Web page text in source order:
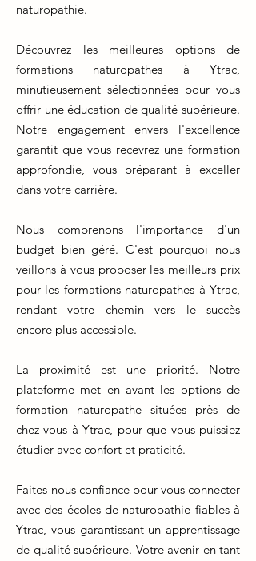
naturopathie.
Découvrez les meilleures options de
formations naturopathes à Ytrac,
minutieusement sélectionnées pour vous
offrir une éducation de qualité supérieure.
Notre engagement envers l'excellence
garantit que vous recevrez une formation
approfondie, vous préparant à exceller
dans votre carrière.
Nous comprenons l'importance d'un
budget bien géré. C'est pourquoi nous
veillons à vous proposer les meilleurs prix
pour les formations naturopathes à Ytrac,
rendant votre chemin vers le succès
encore plus accessible.
La proximité est une priorité. Notre
plateforme met en avant les options de
formation naturopathe situées près de
chez vous à Ytrac, pour que vous puissiez
étudier avec confort et praticité.
Faites-nous confiance pour vous connecter
avec des écoles de naturopathie fiables à
Ytrac, vous garantissant un apprentissage
de qualité supérieure. Votre avenir en tant